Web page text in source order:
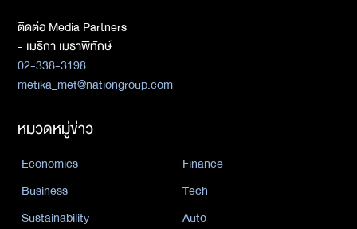
ติดต่อ Media Partners
- เมธิกา เมธาพิทักษ์
02-338-3198
metika_met@nationgroup.com
หมวดหมู่ข่าว
Economics
Finance
Business
Tech
Sustainability
Auto